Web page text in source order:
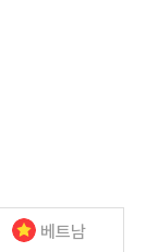
베트남